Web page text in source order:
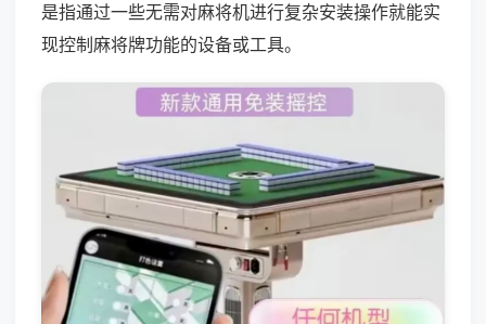
是指通过一些无需对麻将机进行复杂安装操作就能实
现控制麻将牌功能的设备或工具。